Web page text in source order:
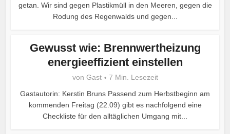
getan. Wir sind gegen Plastikmüll in den Meeren, gegen die
Rodung des Regenwalds und gegen...
Gewusst wie: Brennwertheizung
energieeffizient einstellen
von Gast
7 Min. Lesezeit
Gastautorin: Kerstin Bruns Passend zum Herbstbeginn am
kommenden Freitag (22.09) gibt es nachfolgend eine
Checkliste für den alltäglichen Umgang mit...